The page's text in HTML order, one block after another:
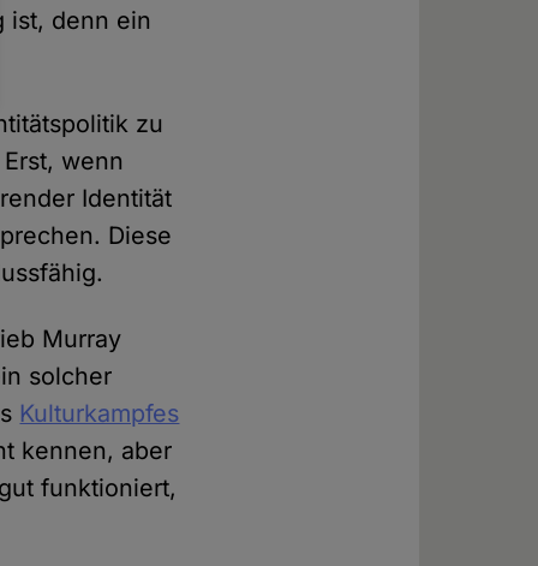
ist, denn ein
zu
wenn
Identität
Diese
Murray
solcher
Kulturkampfes
kennen, aber
funktioniert,